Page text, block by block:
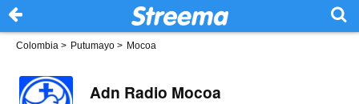
Colombia > Putumayo > Mocoa
Adn Radio Mocoa